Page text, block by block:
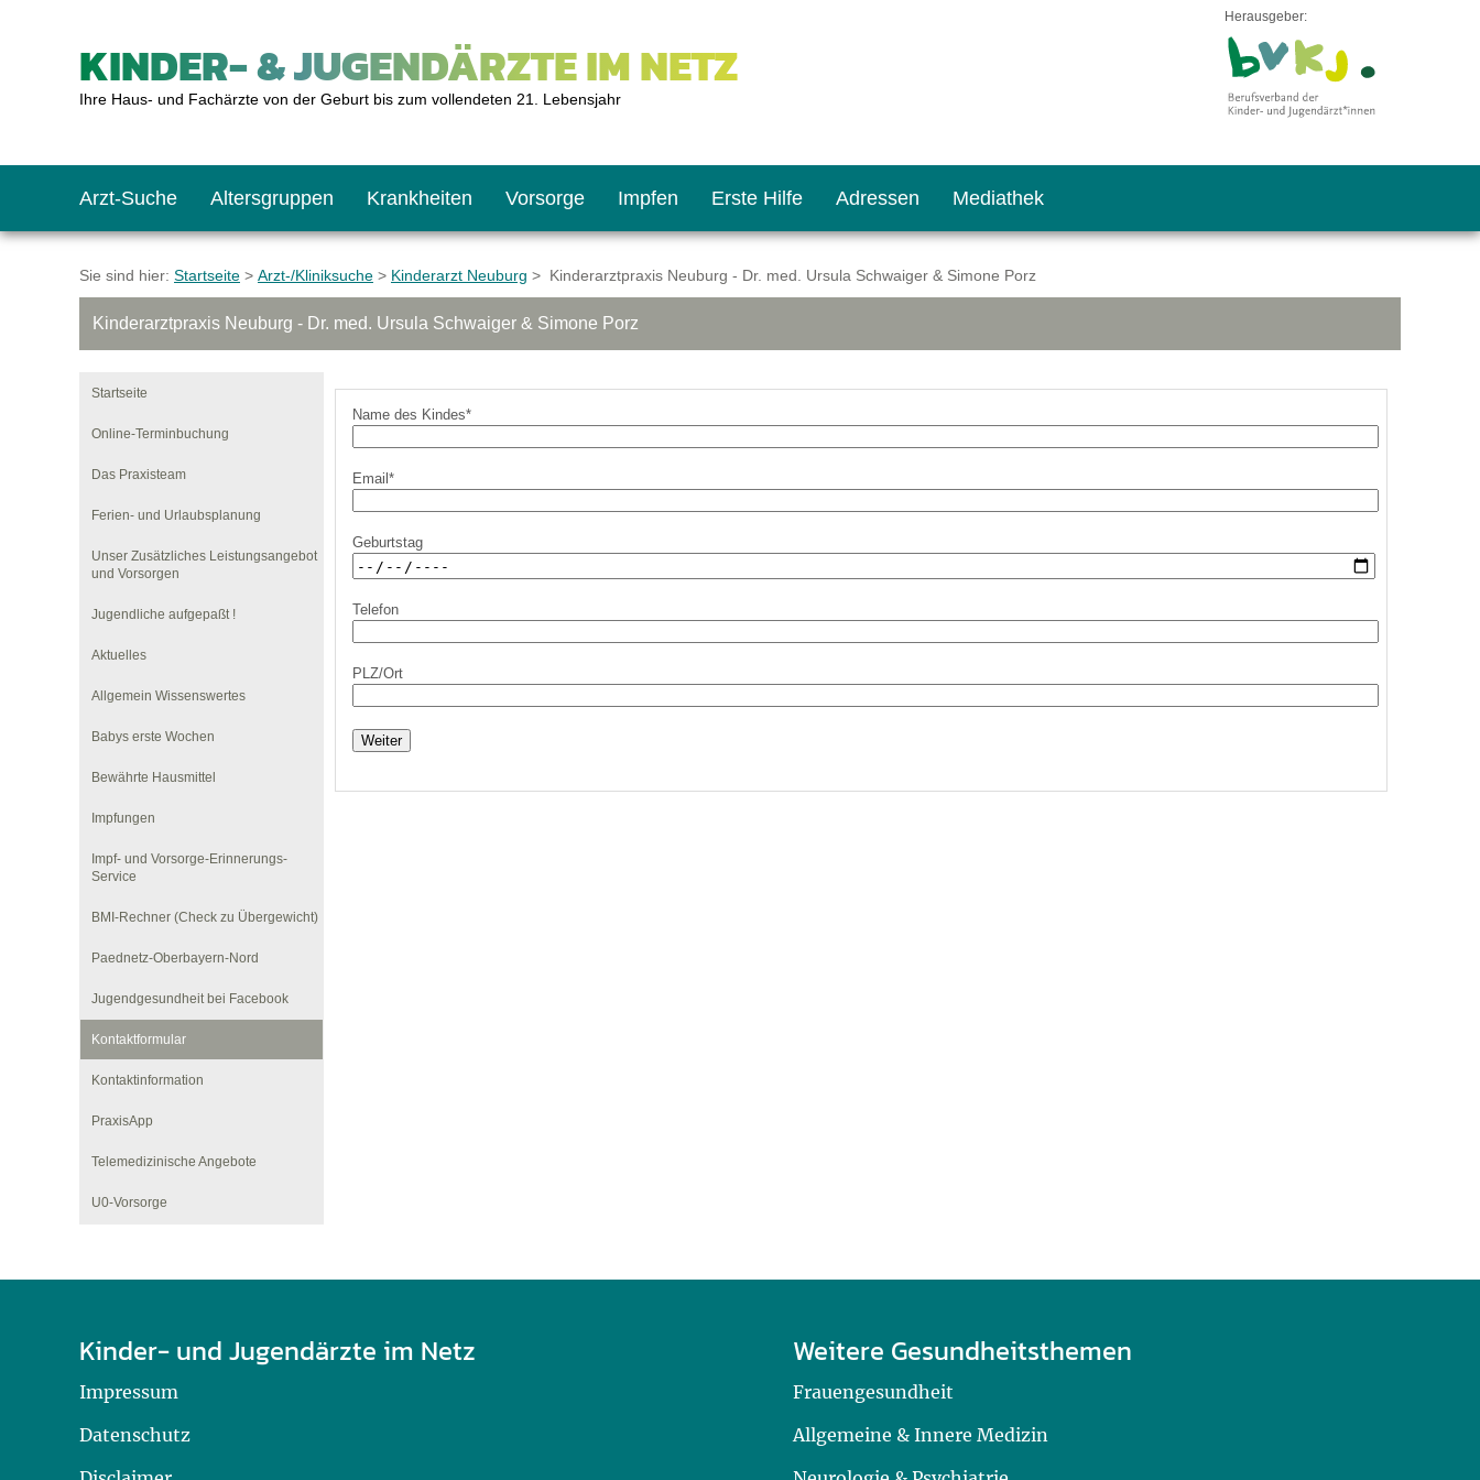
KINDER- & JUGENDÄRZTE IM NETZ
Ihre Haus- und Fachärzte von der Geburt bis zum vollendeten 21. Lebensjahr
Herausgeber:
Arzt-Suche Altersgruppen
Das erste Jahr
Schulkinder
Jugendliche
Krankheiten Vorsorge
Baby: U1 bis U6
Schulkind: U10 bis U11
Teenager: J1 bis J2
Impfen
Impfkalender
Was muss man beachten?
Impfreaktionen
Impfsicherheit
Recht auf Impfung
Erste Hilfe
Notrufnummern
Hausapotheke
Sofortmaßnahmen
Notdienste
Adressen
Notdienste
Gesundheitsämter
Link-Tipps
Mediathek
BMI-Rechner
Blutdruckrechner
Wachstum-Rechner
Empfehlungen zum Bildschirmmediengebrauch
Material zu den Vorsorgen
Sie sind hier: Startseite > Arzt-/Kliniksuche > Kinderarzt Neuburg > Kinderarztpraxis Neuburg - Dr. med. Ursula Schwaiger & Simone Porz
Kinderarztpraxis Neuburg - Dr. med. Ursula Schwaiger & Simone Porz
Startseite
Online-Terminbuchung
Das Praxisteam
Ferien- und Urlaubsplanung
Unser Zusätzliches Leistungsangebot
und Vorsorgen
Jugendliche aufgepaßt !
Aktuelles
Allgemein Wissenswertes
Babys erste Wochen
Bewährte Hausmittel
Impfungen
Impf- und Vorsorge-Erinnerungs-
Service
BMI-Rechner (Check zu Übergewicht)
Paednetz-Oberbayern-Nord
Jugendgesundheit bei Facebook
Kontaktformular
Kontaktinformation
PraxisApp
Telemedizinische Angebote
U0-Vorsorge
Name des Kindes*
Email*
Geburtstag
Telefon
PLZ/Ort
Weiter
Kinder- und Jugendärzte im Netz
Impressum
Datenschutz
Weitere Gesundheitsthemen
Frauengesundheit
Allgemeine & Innere Medizin